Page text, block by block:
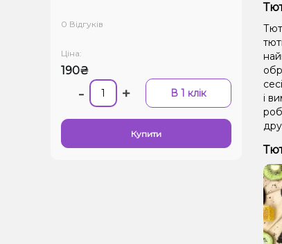
0 Відгуків
Ціна:
190₴
- + В 1 клік
Купити
і